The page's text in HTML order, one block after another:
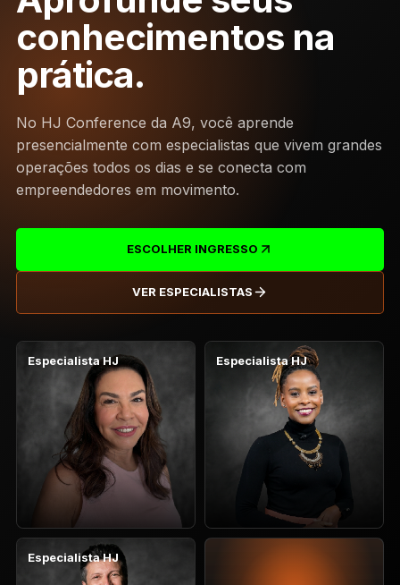
conhecimentos na
prática.
No HJ Conference da A9, você aprende
presencialmente com especialistas que vivem grandes
operações todos os dias e se conecta com
empreendedores em movimento.
ESCOLHER INGRESSO
VER ESPECIALISTAS
Especialista HJ Especialista HJ
Especialista HJ